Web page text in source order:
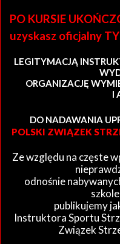
PO KURSIE
uzyskasz oficjalny
LEGITYMACJĄ
ORGANIZACJĘ
I
DO NADAWANIA
POLSKI ZWIĄZEK
Ze względu na częste
odnośnie
publikujemy
Instruktora Sportu
Związek